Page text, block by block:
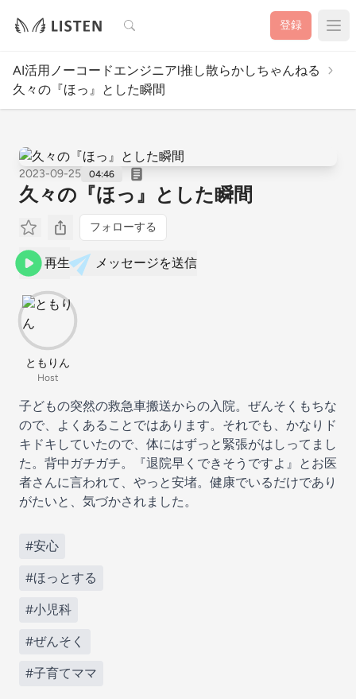
検索 登録
AI活用ノーコードエンジニアl推し散らかしちゃんねる
久々の『ほっ』とした瞬間
2023-09-25 04:46
久々の『ほっ』とした瞬間
フォローする
再生 メッセージを送信
ともりん
Host
子どもの突然の救急車搬送からの入院。ぜんそくもちな
ので、よくあることではあります。それでも、かなりド
キドキしていたので、体にはずっと緊張がはしってまし
た。背中ガチガチ。『退院早くできそうですよ』とお医
者さんに言われて、やっと安堵。健康でいるだけであり
がたいと、気づかされました。
#安心
#ほっとする
#小児科
#ぜんそく
#子育てママ